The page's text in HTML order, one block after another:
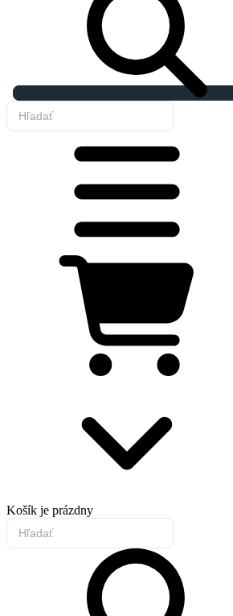
Košík je prázdny